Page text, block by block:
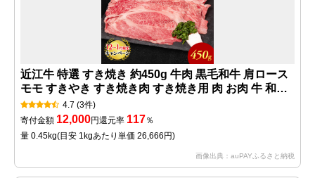
近江牛 特選 すき焼き 約450g 牛肉 黒毛和牛 肩ロース
モモ すきやき すき焼き肉 すき焼き用 肉 お肉 牛 和牛
納期 最長3カ月 冷蔵
4.7 (3件)
寄付金額 12,000円還元率 117％
量 0.45kg(目安 1kgあたり単価 26,666円)
画像出典：auPAYふるさと納税